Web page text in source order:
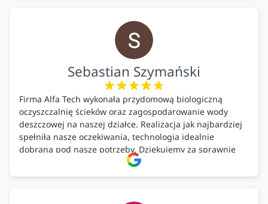
Sebastian Szymański
Firma Alfa Tech wykonała przydomową biologiczną
oczyszczalnię ścieków oraz zagospodarowanie wody
deszczowej na naszej działce. Realizacja jak najbardziej
spełniła nasze oczekiwania, technologia idealnie
dobrana pod nasze potrzeby. Dziękujemy za sprawnie
wykonany montaż w świetnej atmosferze! Polecam!